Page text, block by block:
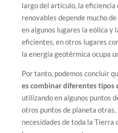
largo del artículo, la eficiencia
renovables depende mucho
en algunos lugares la eólica y
eficientes, en otros lugares
la energía geotérmica ocupa
Por tanto, podemos concluir
es combinar diferentes tipos
utilizando en algunos puntos
otros puntos de planeta otras,
necesidades de toda la Tierra